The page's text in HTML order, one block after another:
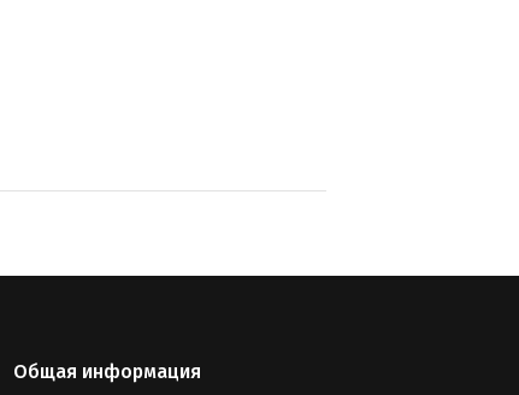
Общая информация